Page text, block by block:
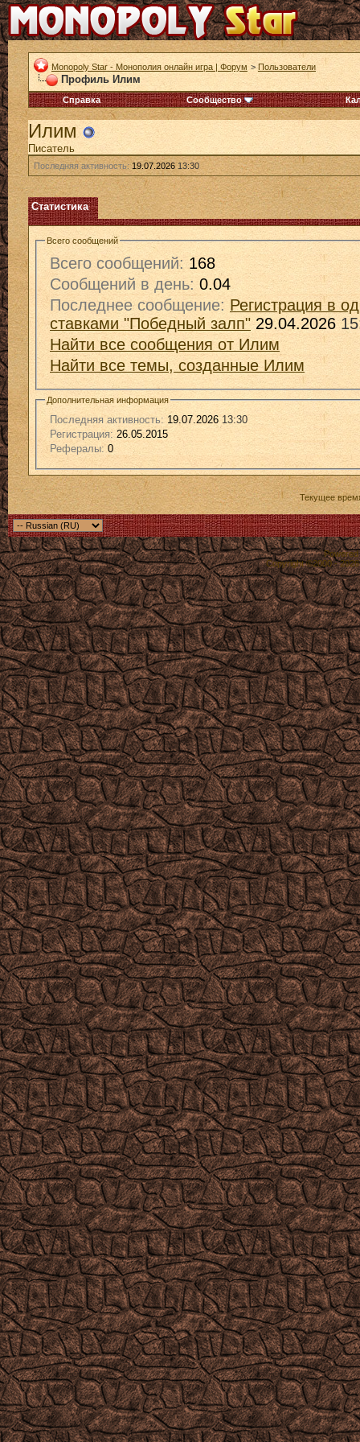
Monopoly Star - Монополия онлайн игра | Форум > Пользователи
Профиль Илим
Справка Сообщество
Илим
Писатель
Последняя активность:19.07.202613:30
Статистика
Всего сообщений
Всего сообщений:168
Сообщений в день: 0.04
Последнее сообщение: Регистрация в
ставками "Победный залп"29.04.2026
Найти все сообщения от Илим
Найти все темы, созданные Илим
Дополнительная информация
Последняя активность: 19.07.2026 13:30
Регистрация: 26.05.2015
Рефералы:0
Текущее
Powered
Copyright ©2000 -